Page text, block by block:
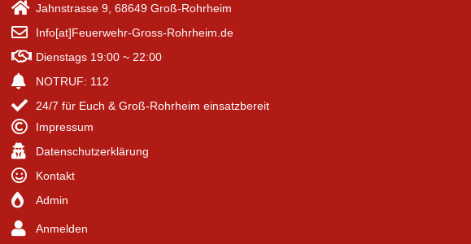
Jahnstrasse 9, 68649 Groß-Rohrheim
Info[at]Feuerwehr-Gross-Rohrheim.de
Dienstags 19:00 ~ 22:00
NOTRUF: 112
24/7 für Euch & Groß-Rohrheim einsatzbereit
Impressum
Datenschutzerklärung
Kontakt
Admin
Anmelden